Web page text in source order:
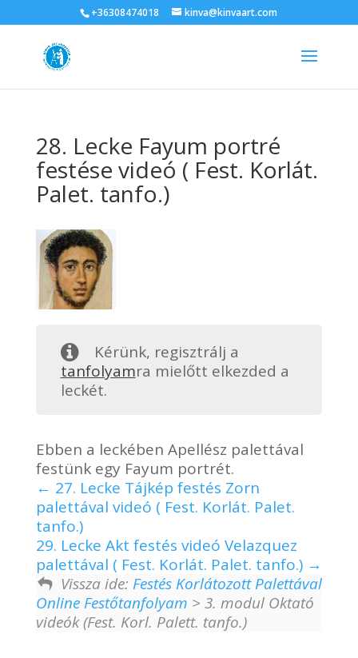
+36308474018 kinva@kinvaart.com
28. Lecke Fayum portré
festése videó ( Fest. Korlát.
Palet. tanfo.)
Kérünk, regisztrálj a
tanfolyamra mielőtt elkezded a
leckét.
Ebben a leckében Apellész palettával
festünk egy Fayum portrét.
27. Lecke Tájkép festés Zorn
palettával videó ( Fest. Korlát. Palet.
tanfo.)
29. Lecke Akt festés videó Velazquez
palettával ( Fest. Korlát. Palet. tanfo.)
Vissza ide: Festés Korlátozott Palettával
Online Festőtanfolyam > 3. modul Oktató
videók (Fest. Korl. Palett. tanfo.)